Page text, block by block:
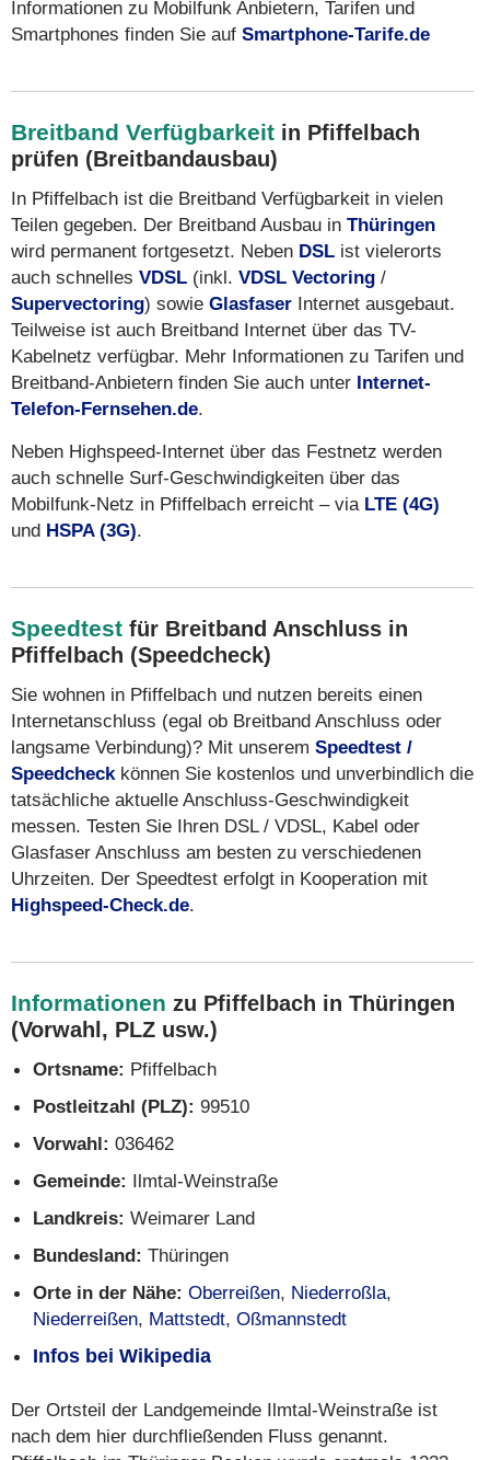
Informationen zu Mobilfunk Anbietern, Tarifen und
Smartphones finden Sie auf Smartphone-Tarife.de
Breitband Verfügbarkeit in Pfiffelbach
prüfen (Breitbandausbau)
In Pfiffelbach ist die Breitband Verfügbarkeit in vielen
Teilen gegeben. Der Breitband Ausbau in Thüringen
wird permanent fortgesetzt. Neben DSL ist vielerorts
auch schnelles VDSL (inkl. VDSL Vectoring /
Supervectoring) sowie Glasfaser Internet ausgebaut.
Teilweise ist auch Breitband Internet über das TV-
Kabelnetz verfügbar. Mehr Informationen zu Tarifen und
Breitband-Anbietern finden Sie auch unter Internet-
Telefon-Fernsehen.de.
Neben Highspeed-Internet über das Festnetz werden
auch schnelle Surf-Geschwindigkeiten über das
Mobilfunk-Netz in Pfiffelbach erreicht – via LTE (4G)
und HSPA (3G).
Speedtest für Breitband Anschluss in
Pfiffelbach (Speedcheck)
Sie wohnen in Pfiffelbach und nutzen bereits einen
Internetanschluss (egal ob Breitband Anschluss oder
langsame Verbindung)? Mit unserem Speedtest /
Speedcheckkönnen Sie kostenlos und unverbindlich die
tatsächliche aktuelle Anschluss-Geschwindigkeit
messen. Testen Sie Ihren DSL / VDSL, Kabel oder
Glasfaser Anschluss am besten zu verschiedenen
Uhrzeiten. Der Speedtest erfolgt in Kooperation mit
Highspeed-Check.de.
Informationen zu Pfiffelbach in Thüringen
(Vorwahl, PLZ usw.)
Ortsname: Pfiffelbach
Postleitzahl (PLZ): 99510
Vorwahl: 036462
Gemeinde: Ilmtal-Weinstraße
Landkreis: Weimarer Land
Bundesland: Thüringen
Orte in der Nähe: Oberreißen, Niederroßla,
Niederreißen, Mattstedt, Oßmannstedt
Infos bei Wikipedia
Der Ortsteil der Landgemeinde Ilmtal-Weinstraße ist
nach dem hier durchfließenden Fluss genannt.